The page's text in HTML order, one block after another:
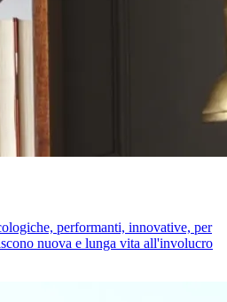
performanti, innovative, per
nuova e lunga vita all'involucro